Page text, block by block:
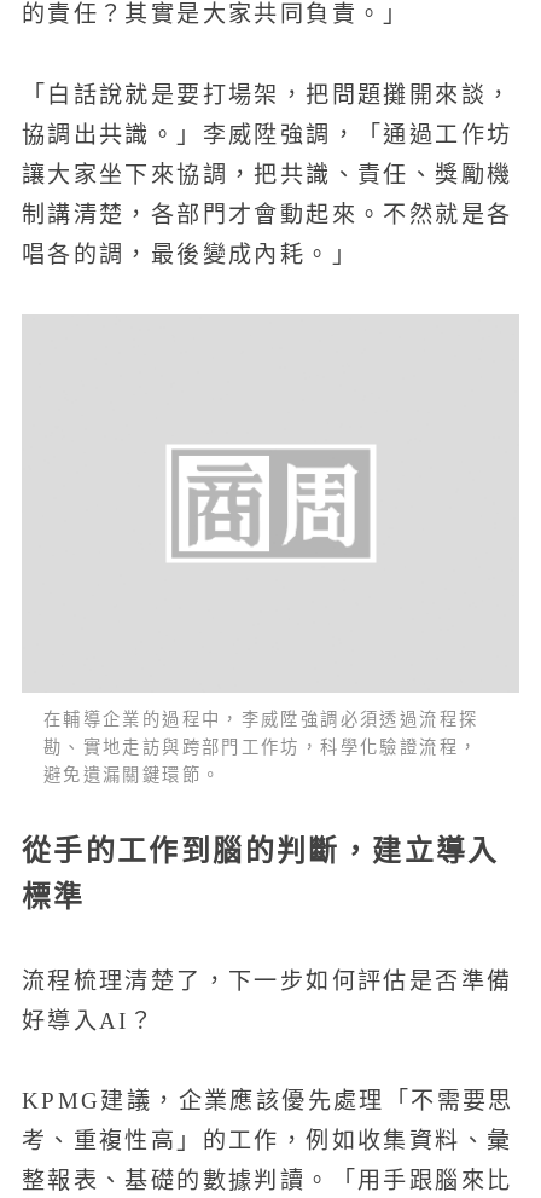
的責任？其實是大家共同負責。」
「白話說就是要打場架，把問題攤開來談，
協調出共識。」李威陞強調，「通過工作坊
讓大家坐下來協調，把共識、責任、獎勵機
制講清楚，各部門才會動起來。不然就是各
唱各的調，最後變成內耗。」
在輔導企業的過程中，李威陞強調必須透過流程探
勘、實地走訪與跨部門工作坊，科學化驗證流程，
避免遺漏關鍵環節。
從手的工作到腦的判斷，建立導入
標準
流程梳理清楚了，下一步如何評估是否準備
好導入AI？
KPMG建議，企業應該優先處理「不需要思
考、重複性高」的工作，例如收集資料、彙
整報表、基礎的數據判讀。「用手跟腦來比